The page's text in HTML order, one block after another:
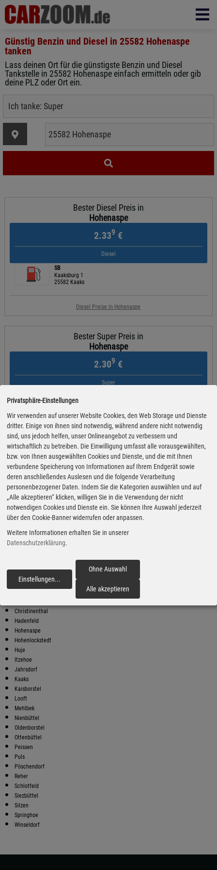
Günstig Benzin und Diesel in 25582 Hohenaspe
tanken
Lass deinen Ort für die günstigste Benzin und Diesel
Tankstelle in 25582 Hohenaspe einfach ermitteln oder gib
deine PLZ oder Ort ein.
Bester Diesel Preis in
Hohenaspe
2.339 €
Diesel
SB
Kaaksburg 1
25582 Kaaks
Diesel Preise in Hohenaspe
Bester Super Preis in
Hohenaspe
2.309 €
Super
SB
Kaaksburg 1
Super Preise in Hohenaspe
Bester Super E10 Preis in
Hohenaspe
2.249€
Super E10
Kaaksburg 1
Preiswerter tanken - finden Sie die günstigsten Benzin und Diesel
Preise in Ihrer Stadt
Christinenthal
Hadenfeld
Hohenaspe
Hohenlockstedt
Huje
Itzehoe
Jahrsdorf
Kaaks
Kaisborstel
Looft
Mehlbek
Nienbüttel
Oldenborstel
Ottenbüttel
Peissen
Puls
Pöschendorf
Reher
Schlotfeld
Siezbüttel
Silzen
Springhoe
Winseldorf
Privatsphäre-Einstellungen
Wir verwenden auf unserer Website Cookies, den Web Storage und Dienste
dritter. Einige von ihnen sind notwendig, während andere nicht notwendig
sind, uns jedoch helfen, unser Onlineangebot zu verbessern und
wirtschaftlich zu betreiben. Die Einwilligung umfasst alle vorausgewählten,
bzw. von Ihnen ausgewählten Cookies und Dienste, und die mit Ihnen
verbundene Speicherung von Informationen auf Ihrem Endgerät sowie
deren anschließendes Auslesen und die folgende Verarbeitung
personenbezogener Daten. Indem Sie die Kategorien auswählen und auf
„Alle akzeptieren“ klicken, willigen Sie in die Verwendung der nicht
notwendigen Cookies und Dienste ein. Sie können Ihre Auswahl jederzeit
über den Cookie-Banner widerrufen oder anpassen.
Weitere Informationen erhalten Sie in unserer
Datenschutzerklärung.
Einstellungen...
Ohne Auswahl
Alle akzeptieren